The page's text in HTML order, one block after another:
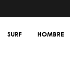
SURF HOMBRE